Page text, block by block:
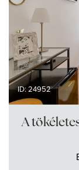
ID: 24952
A